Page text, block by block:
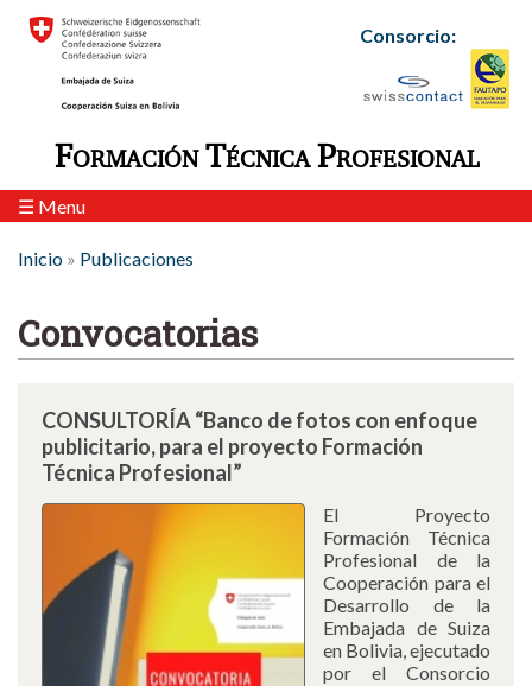
Skip to navigation
Pasar al contenido principal
Consorcio:
Formación Técnica Profesional
☰ Menu
USTED ESTÁ AQUÍ
Inicio » Publicaciones
Convocatorias
CONSULTORÍA “Banco de fotos con enfoque
publicitario, para el proyecto Formación
Técnica Profesional”
El Proyecto
Formación Técnica
Profesional de la
Cooperación para el
Desarrollo de la
Embajada de Suiza
en Bolivia, ejecutado
por el Consorcio